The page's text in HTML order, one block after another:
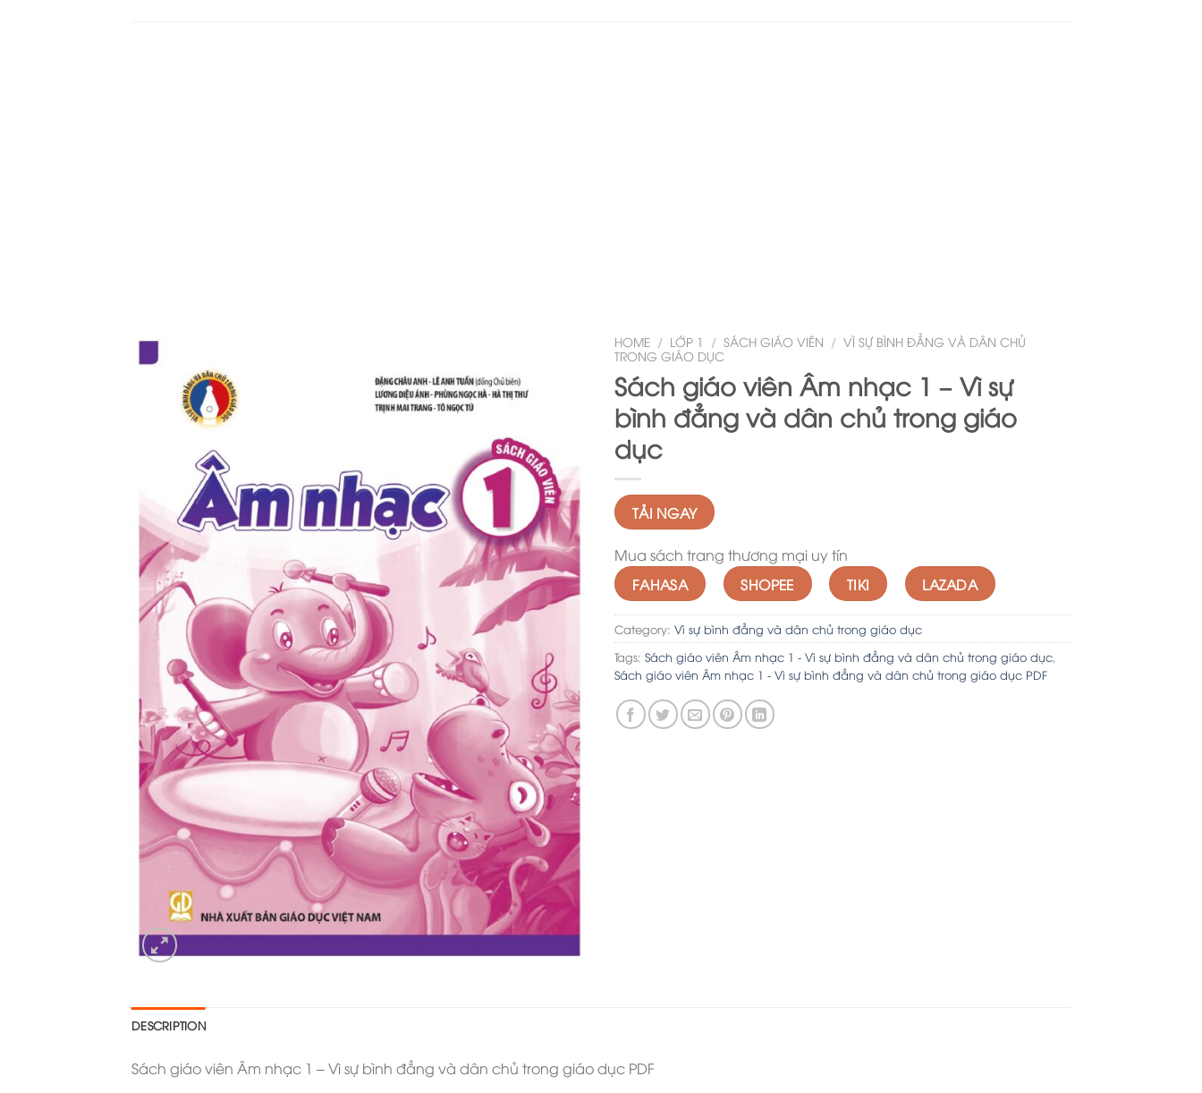
HOME / LỚP 1 / SÁCH GIÁO VIÊN / VÌ SỰ BÌNH ĐẲNG VÀ DÂN CHỦ
TRONG GIÁO DỤC
Sách giáo viên Âm nhạc 1 – Vì sự
bình đẳng và dân chủ trong giáo
dục
TẢI NGAY
Mua sách trang thương mại uy tín
FAHASA SHOPEE TIKI LAZADA
Category: Vì sự bình đẳng và dân chủ trong giáo dục
Tags: Sách giáo viên Âm nhạc 1 - Vì sự bình đẳng và dân chủ trong giáo dục,
Sách giáo viên Âm nhạc 1 - Vì sự bình đẳng và dân chủ trong giáo dục PDF
DESCRIPTION
Sách giáo viên Âm nhạc 1 – Vì sự bình đẳng và dân chủ trong giáo dục PDF